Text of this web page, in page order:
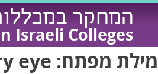
Skip
content
המחקר
Israeli Colleges
מילת מפתח: eye